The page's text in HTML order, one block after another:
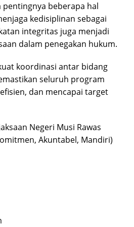
pentingnya beberapa hal
kedisiplinan sebagai
integritas juga menjadi
dalam penegakan hukum.
koordinasi antar bidang
seluruh program
dan mencapai target
Negeri Musi Rawas
Akuntabel, Mandiri)